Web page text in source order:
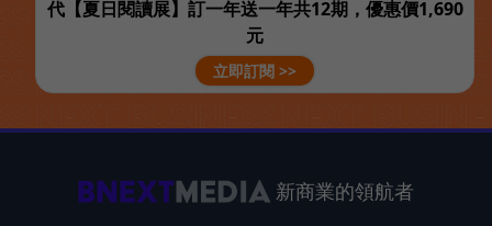
代【夏日閱讀展】訂一年送一年共12期，優惠價1,690
元
立即訂閱 >>
新商業的領航者